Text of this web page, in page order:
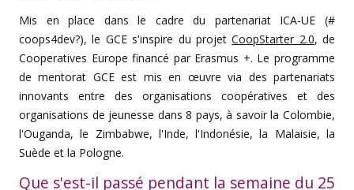
Mis en place dans le cadre du partenariat ICA-UE (#
coops4dev?), le GCE s'inspire du projetCoopStarter 2.0, de
Cooperatives Europe financé par Erasmus +. Le programme
de mentorat GCE est mis en œuvre via des partenariats
innovants entre des organisations coopératives et des
organisations de jeunesse dans 8 pays, à savoir la Colombie,
l'Ouganda, le Zimbabwe, l'Inde, l'Indonésie, la Malaisie, la
Suède et la Pologne.
Que s'est-il passé pendant la semaine du 25